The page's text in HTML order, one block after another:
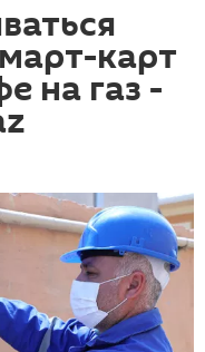
карт
на газ -